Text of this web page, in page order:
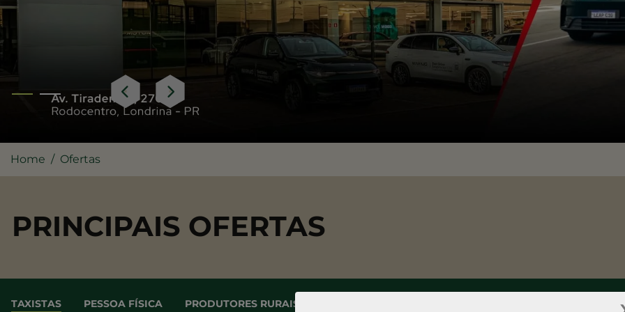
Home Ofertas
TAXISTAS PESSOA FÍSICA PRODUTORES RURAIS PESSOA COM
PRINCIPAIS OFERTAS